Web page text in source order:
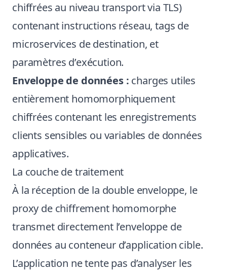
chiffrées au niveau transport via TLS)
contenant instructions réseau, tags de
microservices de destination, et
paramètres d’exécution.
Enveloppe de données : charges utiles
entièrement homomorphiquement
chiffrées contenant les enregistrements
clients sensibles ou variables de données
applicatives.
La couche de traitement
À la réception de la double enveloppe, le
proxy de chiffrement homomorphe
transmet directement l’enveloppe de
données au conteneur d’application cible.
L’application ne tente pas d’analyser les